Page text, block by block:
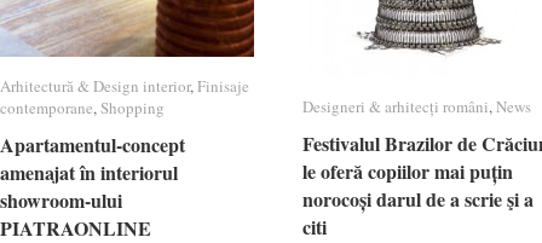
Arhitectură & Design interior,Finisaje
contemporane,Shopping
Apartamentul-concept
amenajat în interiorul
showroom-ului
PIATRAONLINE
Arhitectură & Design interior Finisaje
contemporane Shopping
Apartamentul-concept
amenajat în interiorul
showroom-ului
PIATRAONLINE
Designeri & arhitecți români,News
Festivalul Brazilor de
le oferă copiilor mai puțin
norocoși darul de a scrie şi a
citi
Designeri & arhitecți români News
Festivalul Brazilor de
le oferă copiilor mai puțin
norocoși darul de a scrie şi a
citi